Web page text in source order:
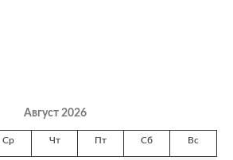
Август 2026
Ср Чт Пт Сб Вс